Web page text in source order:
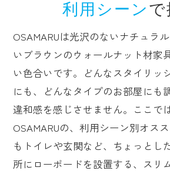
利用シーン で
OSAMARUは光沢のないナチュラ
いブラウンのウォールナット材家
い色合いです。どんなスタイリッ
にも、どんなタイプのお部屋にも
違和感を感じさせません。ここで
OSAMARUの、利用シーン別オス
もトイレや玄関など、ちょっとし
所にローボードを設置する、スリ